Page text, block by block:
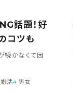
話題！好
コツも
続かなくて困
婚活
男女